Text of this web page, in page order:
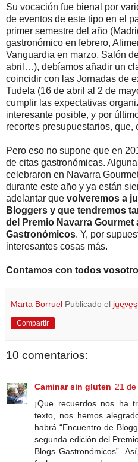
Su vocación fue bienal por
de eventos de este tipo en el
primer semestre del año
gastronómico en febrero,
Vanguardia en marzo, Salón
abril…), debíamos añadir un
coincidir con las Jornadas de
Tudela (16 de abril al 2 de
cumplir las expectativas
interesante posible, y por
recortes presupuestarios, que,
Pero eso no supone que en
de citas gastronómicas.
celebraron en Navarra
durante este año y ya están
adelantar que volveremos a
Bloggers y que tendremos
del Premio Navarra
Gastronómicos. Y, por
interesantes cosas más.
Contamos con todos
Marta Borruel Publicado el
Compartir
10 comentarios:
Caminar sin gluten 21
¡Que recuerdos nos ha
texto, nos hemos
habrá “Encuentro de
segunda edición del
Blogs Gastronómicos”.